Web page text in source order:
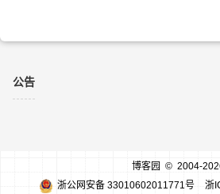
公告
博客园 © 2004-
浙公网安备 33010602011771号
浙